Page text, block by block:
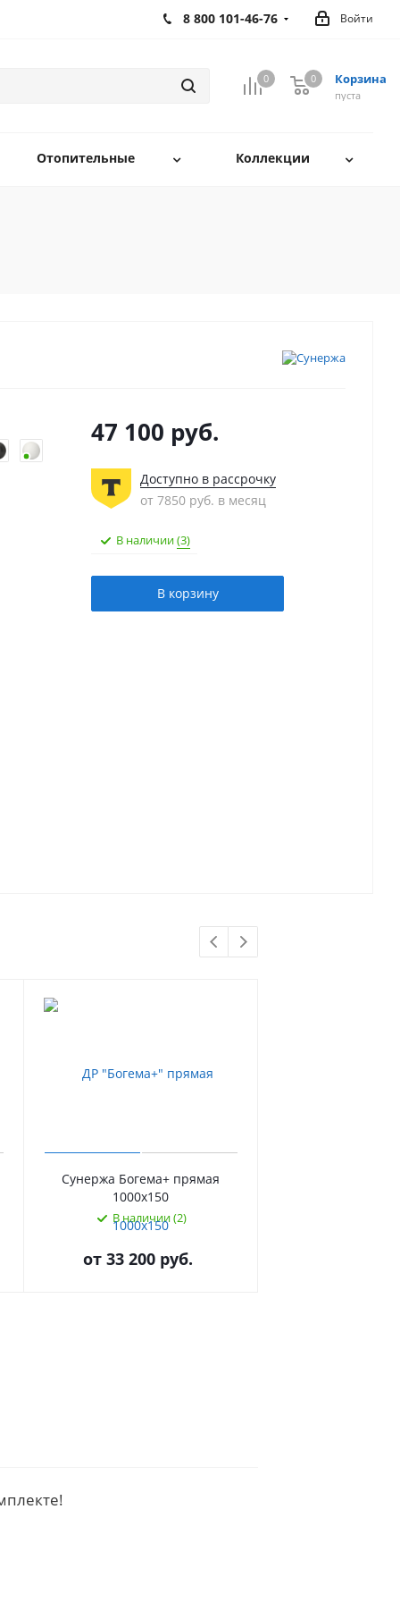
Войти
8 800 101-46-76
0 Корзина
0
пуста
0
Отопительные Коллекции
47 100 руб.
Доступно в рассрочку
от 7850 руб. в месяц
В наличии(3)
В корзину
Сунержа Богема+ прямая
1000х150
В наличии (2)
от 33 200 руб.